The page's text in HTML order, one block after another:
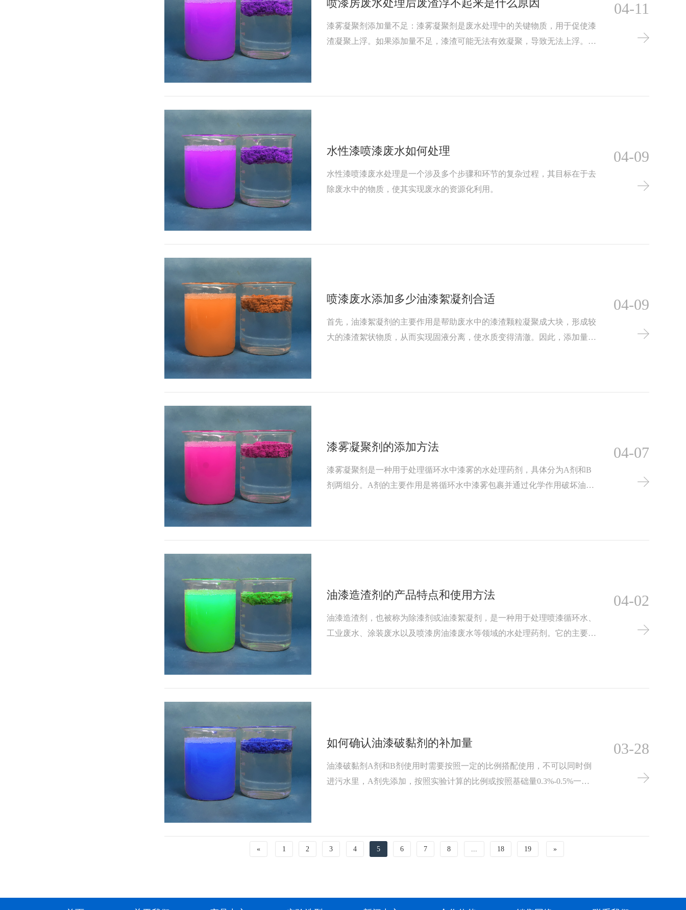
喷漆房废水处理后废渣浮不起来是什么原因
漆雾凝聚剂添加量不足：漆雾凝聚剂是废水处理中的关键物质，用于促使漆
渣凝聚上浮。如果添加量不足，漆渣可能无法有效凝聚，导致无法上浮。因
04-11
水性漆喷漆废水如何处理
水性漆喷漆废水处理是一个涉及多个步骤和环节的复杂过程，其目标在于去
除废水中的物质，使其实现废水的资源化利用。
04-09
喷漆废水添加多少油漆絮凝剂合适
首先，油漆絮凝剂的主要作用是帮助废水中的漆渣颗粒凝聚成大块，形成较
大的漆渣絮状物质，从而实现固液分离，使水质变得清澈。因此，添加量的
04-09
漆雾凝聚剂的添加方法
漆雾凝聚剂是一种用于处理循环水中漆雾的水处理药剂，具体分为A剂和B
剂两组分。A剂的主要作用是将循环水中漆雾包裹并通过化学作用破坏油漆
04-07
油漆造渣剂的产品特点和使用方法
油漆造渣剂，也被称为除漆剂或油漆絮凝剂，是一种用于处理喷漆循环水、
工业废水、涂装废水以及喷漆房油漆废水等领域的水处理药剂。它的主要作
04-02
如何确认油漆破黏剂的补加量
油漆破黏剂A剂和B剂使用时需要按照一定的比例搭配使用，不可以同时倒
进污水里，A剂先添加，按照实验计算的比例或按照基础量0.3%-0.5%一次
03-28
« 1 2 3 4 5 6 7 8 ... 18 19 »